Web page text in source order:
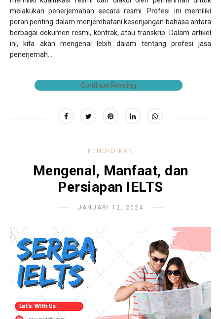
melakukan penerjemahan secara resmi. Profesi ini memiliki
peran penting dalam menjembatani kesenjangan bahasa antara
berbagai dokumen resmi, kontrak, atau transkrip. Dalam artikel
ini, kita akan mengenal lebih dalam tentang profesi jasa
penerjemah...
Continue Reading
PENDIDIKAN
Mengenal, Manfaat, dan
Persiapan IELTS
JANUARI 12, 2024